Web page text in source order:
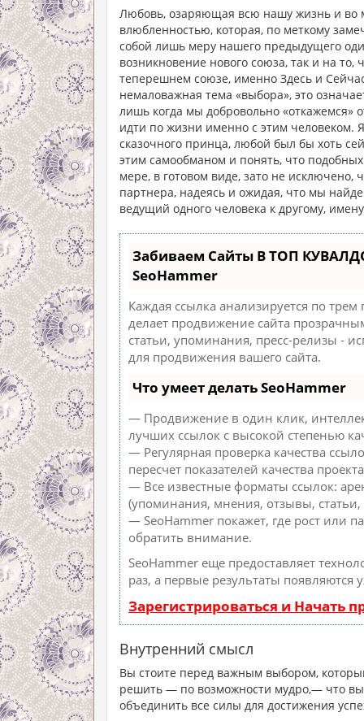
Любовь, озаряющая всю нашу жизнь и
влюбленностью, которая, по меткому
собой лишь меру нашего предыдущего
возникновение нового союза, так и на
теперешнем союзе, именно Здесь и
немаловажная тема «выбора», это
лишь когда мы добровольно «откажемся»
идти по жизни именно с этим человеком.
сказочного принца, любой был бы хоть
этим самообманом и понять, что
мере, в готовом виде, зато не исключено,
партнера, надеясь и ожидая, что мы
ведущий одного человека к другому,
Забиваем Сайты В ТОП
SeoHammer
Каждая ссылка анализируется по
делает продвижение сайта
статьи, упоминания, пресс-релизы -
для продвижения вашего сайта.
Что умеет делать SeoHammer
— Продвижение в один клик,
лучших ссылок с высокой степенью
— Регулярная проверка качества
пересчет показателей качества
— Все известные форматы ссылок:
(упоминания, мнения, отзывы, статьи,
— SeoHammer покажет, где рост или
обратить внимание.
SeoHammer еще предоставляет
раз, а первые результаты
Зарегистрироваться и Начать
Внутренний смысл
Вы стоите перед важным выбором,
решить — по возможности мудро,— что
объединить все силы для достижения